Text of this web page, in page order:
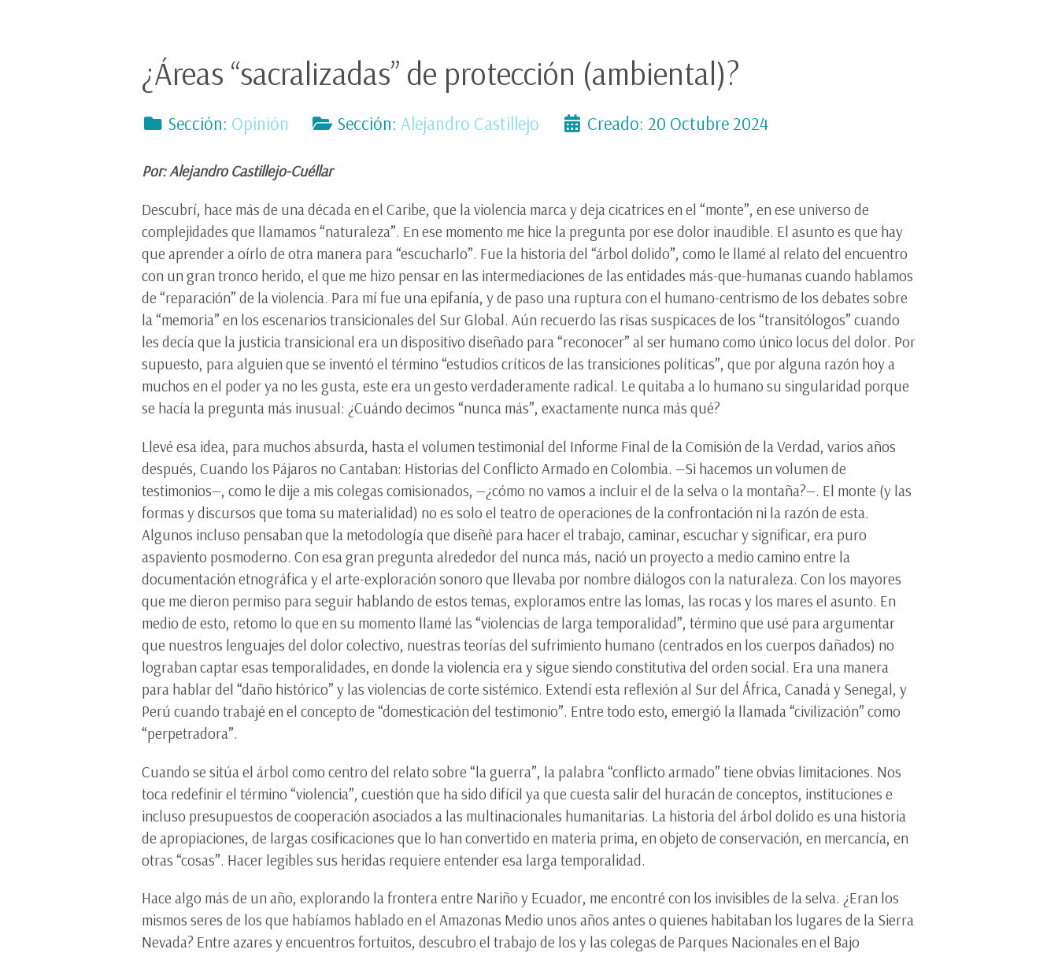
¿Áreas “sacralizadas” de protección (ambiental)?
Sección: Opinión Sección:Alejandro Castillejo Creado: 20 Octubre 2024
Por: Alejandro Castillejo-Cuéllar
Descubrí, hace más de una década en el Caribe, que la violencia marca y deja cicatrices en el “monte”, en ese universo de
complejidades que llamamos “naturaleza”. En ese momento me hice la pregunta por ese dolor inaudible. El asunto es que hay
que aprender a oírlo de otra manera para “escucharlo”. Fue la historia del “árbol dolido”, como le llamé al relato del encuentro
con un gran tronco herido, el que me hizo pensar en las intermediaciones de las entidades más-que-humanas cuando hablamos
de “reparación” de la violencia. Para mí fue una epifanía, y de paso una ruptura con el humano-centrismo de los debates sobre
la “memoria” en los escenarios transicionales del Sur Global. Aún recuerdo las risas suspicaces de los “transitólogos” cuando
les decía que la justicia transicional era un dispositivo diseñado para “reconocer” al ser humano como único locus del dolor. Por
supuesto, para alguien que se inventó el término “estudios críticos de las transiciones políticas”, que por alguna razón hoy a
muchos en el poder ya no les gusta, este era un gesto verdaderamente radical. Le quitaba a lo humano su singularidad porque
se hacía la pregunta más inusual: ¿Cuándo decimos “nunca más”, exactamente nunca más qué?
Llevé esa idea, para muchos absurda, hasta el volumen testimonial del Informe Final de la Comisión de la Verdad, varios años
después, Cuando los Pájaros no Cantaban: Historias del Conflicto Armado en Colombia. —Si hacemos un volumen de
testimonios—, como le dije a mis colegas comisionados, —¿cómo no vamos a incluir el de la selva o la montaña?—. El monte (y las
formas y discursos que toma su materialidad) no es solo el teatro de operaciones de la confrontación ni la razón de esta.
Algunos incluso pensaban que la metodología que diseñé para hacer el trabajo, caminar, escuchar y significar, era puro
aspaviento posmoderno. Con esa gran pregunta alrededor del nunca más, nació un proyecto a medio camino entre la
documentación etnográfica y el arte-exploración sonoro que llevaba por nombre diálogos con la naturaleza. Con los mayores
que me dieron permiso para seguir hablando de estos temas, exploramos entre las lomas, las rocas y los mares el asunto. En
medio de esto, retomo lo que en su momento llamé las “violencias de larga temporalidad”, término que usé para argumentar
que nuestros lenguajes del dolor colectivo, nuestras teorías del sufrimiento humano (centrados en los cuerpos dañados) no
lograban captar esas temporalidades, en donde la violencia era y sigue siendo constitutiva del orden social. Era una manera
para hablar del “daño histórico” y las violencias de corte sistémico. Extendí esta reflexión al Sur del África, Canadá y Senegal, y
Perú cuando trabajé en el concepto de “domesticación del testimonio”. Entre todo esto, emergió la llamada “civilización” como
“perpetradora”.
Cuando se sitúa el árbol como centro del relato sobre “la guerra”, la palabra “conflicto armado” tiene obvias limitaciones. Nos
toca redefinir el término “violencia”, cuestión que ha sido difícil ya que cuesta salir del huracán de conceptos, instituciones e
incluso presupuestos de cooperación asociados a las multinacionales humanitarias. La historia del árbol dolido es una historia
de apropiaciones, de largas cosificaciones que lo han convertido en materia prima, en objeto de conservación, en mercancía, en
otras “cosas”. Hacer legibles sus heridas requiere entender esa larga temporalidad.
Hace algo más de un año, explorando la frontera entre Nariño y Ecuador, me encontré con los invisibles de la selva. ¿Eran los
mismos seres de los que habíamos hablado en el Amazonas Medio unos años antes o quienes habitaban los lugares de la Sierra
Nevada? Entre azares y encuentros fortuitos, descubro el trabajo de los y las colegas de Parques Nacionales en el Bajo